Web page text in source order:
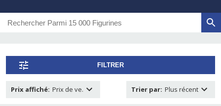
FILTRER
Prix affiché: Prix de ve. Trier par: Plus récent